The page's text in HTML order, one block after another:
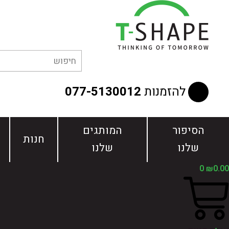
להזמנות 077-5130012
הסיפור
שלנו
המותגים
שלנו
חנות
₪0.00
0